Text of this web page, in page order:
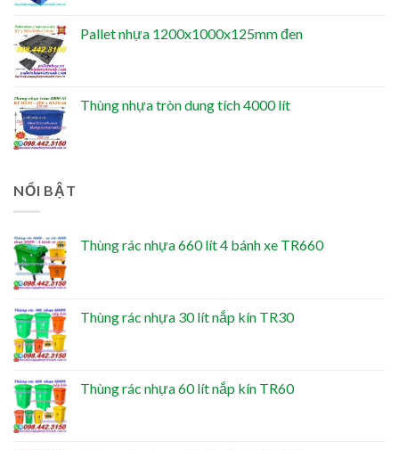
Pallet nhựa 1200x1000x125mm đen
Thùng nhựa tròn dung tích 4000 lít
NỔI BẬT
Thùng rác nhựa 660 lít 4 bánh xe TR660
Thùng rác nhựa 30 lít nắp kín TR30
Thùng rác nhựa 60 lít nắp kín TR60